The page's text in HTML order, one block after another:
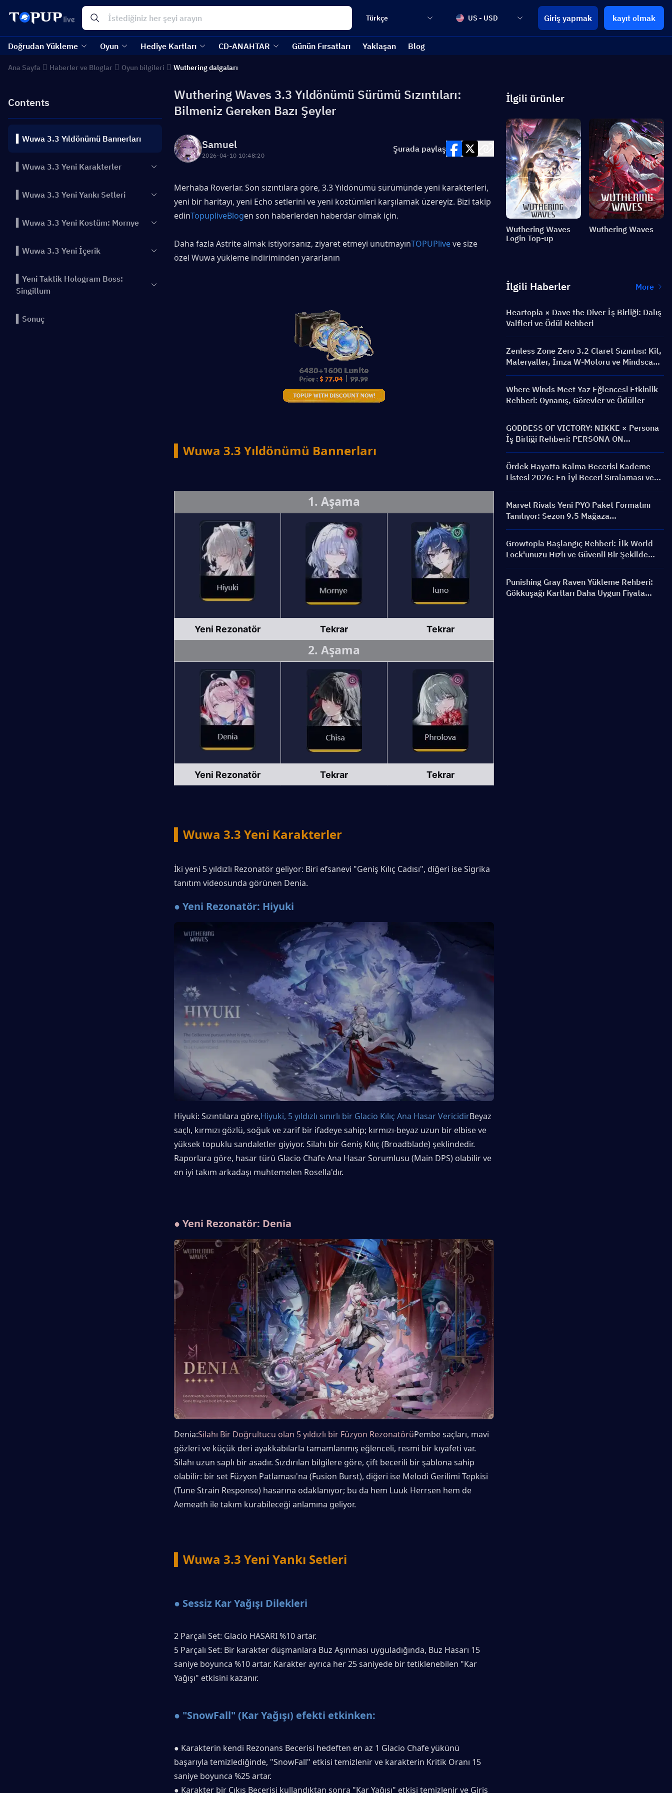
Türkçe US - USD Giriş yapmak kayıt olmak
Doğrudan Yükleme Oyun Hediye Kartları CD-ANAHTAR Günün Fırsatları Yaklaşan Blog
Ana Sayfa Haberler ve Bloglar Oyun bilgileri Wuthering dalgaları
Contents
▍Wuwa 3.3 Yıldönümü Bannerları
▍Wuwa 3.3 Yeni Karakterler
▍Wuwa 3.3 Yeni Yankı Setleri
▍Wuwa 3.3 Yeni Kostüm: Mornye
▍Wuwa 3.3 Yeni İçerik
▍Yeni Taktik Hologram Boss:
Singillum
▍Sonuç
Wuthering Waves 3.3 Yıldönümü Sürümü Sızıntıları:
Bilmeniz Gereken Bazı Şeyler
Samuel
2026-04-10 10:48:20
Şurada paylaş
Merhaba Roverlar. Son sızıntılara göre, 3.3 Yıldönümü sürümünde yeni karakterleri,
yeni bir haritayı, yeni Echo setlerini ve yeni kostümleri karşılamak üzereyiz. Bizi takip
edinTopupliveBlogen son haberlerden haberdar olmak için.
Daha fazla Astrite almak istiyorsanız, ziyaret etmeyi unutmayınTOPUPliveve size
özel Wuwa yükleme indiriminden yararlanın
▍Wuwa 3.3 Yıldönümü Bannerları
1. Aşama
Yeni Rezonatör Tekrar Tekrar
2. Aşama
Yeni Rezonatör Tekrar Tekrar
▍Wuwa 3.3 Yeni Karakterler
İki yeni 5 yıldızlı Rezonatör geliyor: Biri efsanevi "Geniş Kılıç Cadısı", diğeri ise Sigrika
tanıtım videosunda görünen Denia.
● Yeni Rezonatör: Hiyuki
Hiyuki: Sızıntılara göre,Hiyuki, 5 yıldızlı sınırlı bir Glacio Kılıç Ana Hasar VericidirBeyaz
saçlı, kırmızı gözlü, soğuk ve zarif bir ifadeye sahip; kırmızı-beyaz uzun bir elbise ve
yüksek topuklu sandaletler giyiyor. Silahı bir Geniş Kılıç (Broadblade) şeklindedir.
Raporlara göre, hasar türü Glacio Chafe Ana Hasar Sorumlusu (Main DPS) olabilir ve
en iyi takım arkadaşı muhtemelen Rosella'dır.
● Yeni Rezonatör: Denia
Denia:Silahı Bir Doğrultucu olan 5 yıldızlı bir Füzyon RezonatörüPembe saçları, mavi
gözleri ve küçük deri ayakkabılarla tamamlanmış eğlenceli, resmi bir kıyafeti var.
Silahı uzun saplı bir asadır. Sızdırılan bilgilere göre, çift becerili bir şablona sahip
olabilir: bir set Füzyon Patlaması'na (Fusion Burst), diğeri ise Melodi Gerilimi Tepkisi
(Tune Strain Response) hasarına odaklanıyor; bu da hem Luuk Herrsen hem de
Aemeath ile takım kurabileceği anlamına geliyor.
▍Wuwa 3.3 Yeni Yankı Setleri
● Sessiz Kar Yağışı Dilekleri
2 Parçalı Set: Glacio HASARI %10 artar.
5 Parçalı Set: Bir karakter düşmanlara Buz Aşınması uyguladığında, Buz Hasarı 15
saniye boyunca %10 artar. Karakter ayrıca her 25 saniyede bir tetiklenebilen "Kar
Yağışı" etkisini kazanır.
● "SnowFall" (Kar Yağışı) efekti etkinken:
● Karakterin kendi Rezonans Becerisi hedeften en az 1 Glacio Chafe yükünü
başarıyla temizlediğinde, "SnowFall" etkisi temizlenir ve karakterin Kritik Oranı 15
saniye boyunca %25 artar.
● Karakter bir Çıkış Becerisi kullandıktan sonra "Kar Yağışı" etkisi temizlenir ve Giriş
İlgili ürünler
Wuthering Waves
Login Top-up
Wuthering Waves
İlgili Haberler More
Heartopia × Dave the Diver İş Birliği: Dalış
Valfleri ve Ödül Rehberi
Zenless Zone Zero 3.2 Claret Sızıntısı: Kit,
Materyaller, İmza W-Motoru ve Mindscape
Cinema
Where Winds Meet Yaz Eğlencesi Etkinlik
Rehberi: Oynanış, Görevler ve Ödüller
GODDESS OF VICTORY: NIKKE × Persona
İş Birliği Rehberi: PERSONA ON
FRONTLINE Etkinliği, Karakterler,
Bannerlar ve Ödüller
Ördek Hayatta Kalma Becerisi Kademe
Listesi 2026: En İyi Beceri Sıralaması ve
Yapılandırma Rehberi
Marvel Rivals Yeni PYO Paket Formatını
Tanıtıyor: Sezon 9.5 Mağaza
Güncellemesinde Nasıl Daha Akıllıca Satın
Growtopia Başlangıç Rehberi: İlk World
Lock'unuzu Hızlı ve Güvenli Bir Şekilde
Alın
Punishing Gray Raven Yükleme Rehberi:
Gökkuşağı Kartları Daha Uygun Fiyata